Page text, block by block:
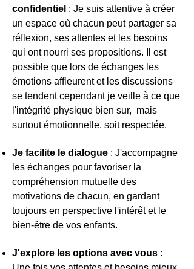
confidentiel : Je suis attentive à créer
un espace où chacun peut partager sa
réflexion, ses attentes et les besoins
qui ont nourri ses propositions. Il est
possible que lors de échanges les
émotions affleurent et les discussions
se tendent cependant je veille à ce que
l'intégrité physique bien sur, mais
surtout émotionnelle, soit respectée.
Je facilite le dialogue : J'accompagne
les échanges pour favoriser la
compréhension mutuelle des
motivations de chacun, en gardant
toujours en perspective l'intérêt et le
bien-être de vos enfants.
J'explore les options avec vous :